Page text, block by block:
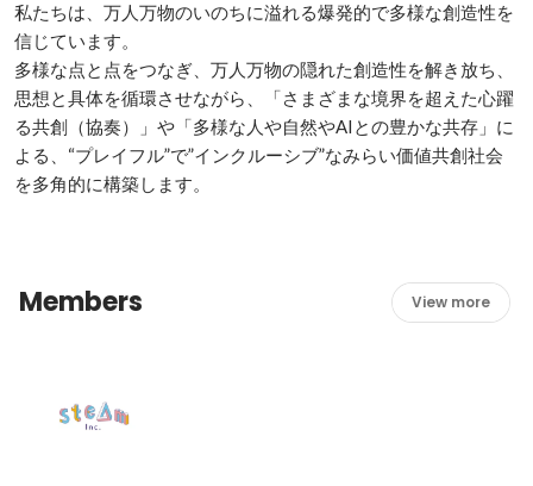
私たちは、万人万物のいのちに溢れる爆発的で多様な創造性を
信じています。
多様な点と点をつなぎ、万人万物の隠れた創造性を解き放ち、
思想と具体を循環させながら、「さまざまな境界を超えた心躍
る共創（協奏）」や「多様な人や自然やAIとの豊かな共存」に
よる、“プレイフル”で”インクルーシブ”なみらい価値共創社会
を多角的に構築します。
Members View more